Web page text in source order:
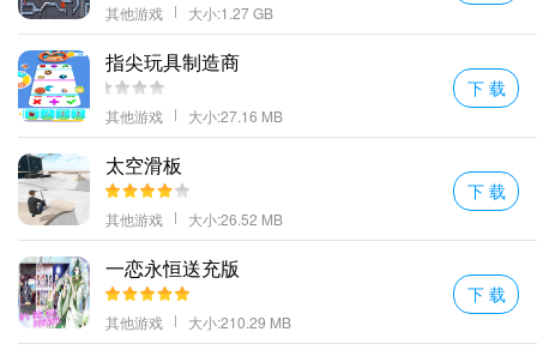
其他游戏 大小:1.27 GB
指尖玩具制造商
其他游戏 大小:27.16 MB
下 载
太空滑板
其他游戏 大小:26.52 MB
下 载
一恋永恒送充版
其他游戏 大小:210.29 MB
下 载